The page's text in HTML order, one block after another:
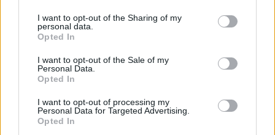
not limited to your visit or usage behaviour. You may click to
grant or deny consent to Google and its third-party tags to
use your data for below specified purposes in below Google
consent section.
I want to opt-out of the Sharing of my
personal data.
Opted In
I want to opt-out of the Sale of my
Personal Data.
Opted In
I want to opt-out of processing my
Personal Data for Targeted Advertising.
Opted In
Vous voulez rester informé ? Suivez-
oogle
EN RAPPORT
Erreurs nutritionnelles Healthy-diet Immunité